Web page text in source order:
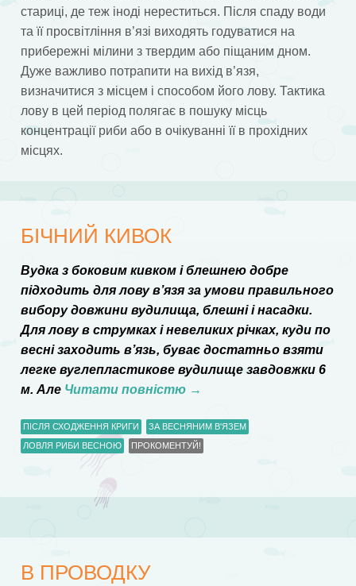
стариці, де теж іноді нереститься. Після спаду води
та її просвітління в’язі виходять годуватися на
прибережні мілини з твердим або піщаним дном.
Дуже важливо потрапити на вихід в’язя,
визначитися з місцем і способом його лову. Тактика
лову в цей період полягає в пошуку місць
концентрації риби або в очікуванні її в прохідних
місцях.
БІЧНИЙ КИВОК
Вудка з боковим кивком і блешнею добре
підходить для лову в’язя за умови правильного
вибору довжини вудилища, блешні і насадки.
Для лову в струмках і невеликих річках, куди по
весні заходить в’язь, буває достатньо взяти
легке вуглепластикове вудилище завдовжки 6
м. Але Читати повністю →
ПІСЛЯ СХОДЖЕННЯ КРИГИ
ЗА ВЕСНЯНИМ В'ЯЗЕМ
ЛОВЛЯ РИБИ ВЕСНОЮ
ПРОКОМЕНТУЙ!
В ПРОВОДКУ